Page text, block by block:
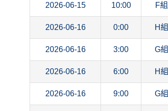
2026-06-15 10:00 F組
2026-06-16 0:00 H組
2026-06-16 3:00 G組
2026-06-16 6:00 H組
2026-06-16 9:00 G組